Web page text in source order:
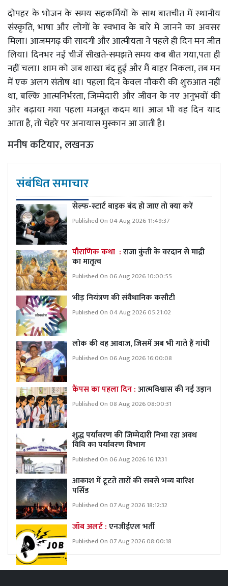
दोपहर के भोजन के समय सहकर्मियों के साथ बातचीत में स्थानीय
संस्कृति, भाषा और लोगों के स्वभाव के बारे में जानने का अवसर
मिला। आजमगढ़ की सादगी और आत्मीयता ने पहले ही दिन मन जीत
लिया। दिनभर नई चीजें सीखते-समझते समय कब बीत गया,पता ही
नहीं चला। शाम को जब शाखा बंद हुई और मैं बाहर निकला, तब मन
में एक अलग संतोष था। पहला दिन केवल नौकरी की शुरुआत नहीं
था, बल्कि आत्मनिर्भरता, जिम्मेदारी और जीवन के नए अनुभवों की
ओर बढ़ाया गया पहला मजबूत कदम था। आज भी वह दिन याद
आता है, तो चेहरे पर अनायास मुस्कान आ जाती है।
मनीष कटियार, लखनऊ
संबंधित समाचार
सेल्फ-स्टार्ट बाइक बंद हो जाए तो क्या करें
Published On 04 Aug 2026 11:49:37
पौराणिक कथा :राजा कुंती के वरदान से माद्री
का मातृत्व
Published On 06 Aug 2026 10:00:55
भीड़ नियंत्रण की संवैधानिक कसौटी
Published On 04 Aug 2026 05:21:02
लोक की वह आवाज, जिसमें अब भी गाते हैं गांधी
Published On 06 Aug 2026 16:00:08
कैंपस का पहला दिन :आत्मविश्वास की नई उड़ान
Published On 08 Aug 2026 08:00:31
शुद्ध पर्यावरण की जिम्मेदारी निभा रहा अवध
विवि का पर्यावरण विभाग
Published On 06 Aug 2026 16:17:31
आकाश में टूटते तारों की सबसे भव्य बारिश
पर्सिड
Published On 07 Aug 2026 18:12:32
जॉब अलर्ट :एनजीईएल भर्ती
Published On 07 Aug 2026 08:00:18